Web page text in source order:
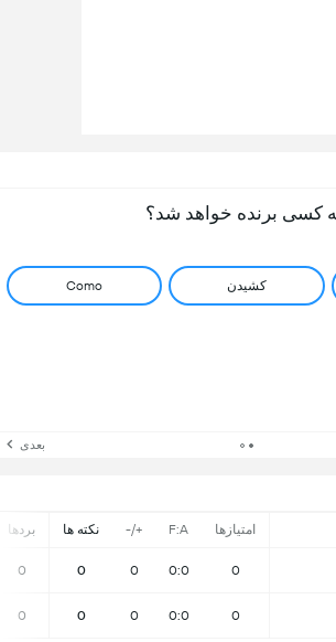
کسی برنده خواهد شد؟
کشیدن Como
بعدی
امتیازها F:A
+/- نکته ها بردها
0
0:0
0
0
0
0
0:0
0
0
0